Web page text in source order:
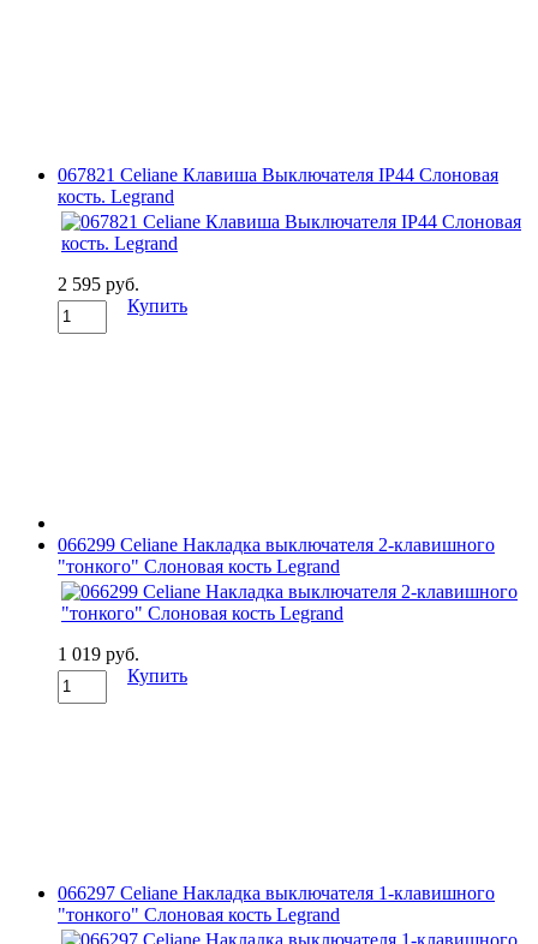
067821 Celiane Клавиша Выключателя IP44 Слоновая
кость. Legrand
2 595 руб.
Купить
066299 Celiane Накладка выключателя 2-клавишного
"тонкого" Слоновая кость Legrand
1 019 руб.
Купить
066297 Celiane Накладка выключателя 1-клавишного
"тонкого" Слоновая кость Legrand